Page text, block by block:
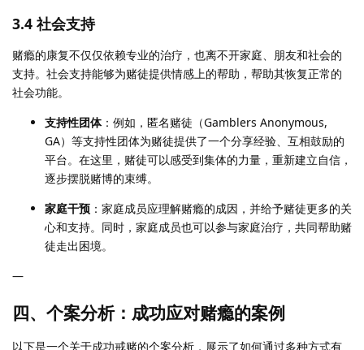
3.4 社会支持
赌瘾的康复不仅仅依赖专业的治疗，也离不开家庭、朋友和社会的
支持。社会支持能够为赌徒提供情感上的帮助，帮助其恢复正常的
社会功能。
支持性团体：例如，匿名赌徒（Gamblers Anonymous,
GA）等支持性团体为赌徒提供了一个分享经验、互相鼓励的
平台。在这里，赌徒可以感受到集体的力量，重新建立自信，
逐步摆脱赌博的束缚。
家庭干预 ：家庭成员应理解赌瘾的成因，并给予赌徒更多的关
心和支持。同时，家庭成员也可以参与家庭治疗，共同帮助赌
徒走出困境。
—
四、个案分析：成功应对赌瘾的案例
以下是一个关于成功戒赌的个案分析，展示了如何通过多种方式有